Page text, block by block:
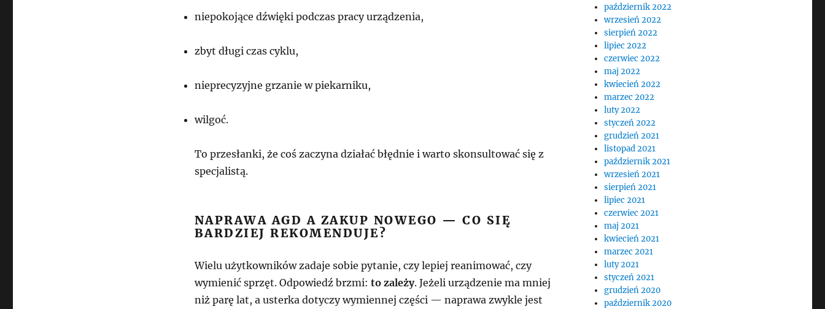
niepokojące dźwięki podczas pracy urządzenia,
zbyt długi czas cyklu,
nieprecyzyjne grzanie w piekarniku,
wilgoć.
To przesłanki, że coś zaczyna działać błędnie i warto skonsultować się z
specjalistą.
NAPRAWA AGD A ZAKUP NOWEGO — CO SIĘ
BARDZIEJ REKOMENDUJE?
Wielu użytkowników zadaje sobie pytanie, czy lepiej reanimować, czy
wymienić sprzęt. Odpowiedź brzmi: to zależy. Jeżeli urządzenie ma mniej
niż parę lat, a usterka dotyczy wymiennej części — naprawa zwykle jest
październik 2022
wrzesień 2022
sierpień 2022
lipiec 2022
czerwiec 2022
maj 2022
kwiecień 2022
marzec 2022
luty 2022
styczeń 2022
grudzień 2021
listopad 2021
październik 2021
wrzesień 2021
sierpień 2021
lipiec 2021
czerwiec 2021
maj 2021
kwiecień 2021
marzec 2021
luty 2021
styczeń 2021
grudzień 2020
październik 2020